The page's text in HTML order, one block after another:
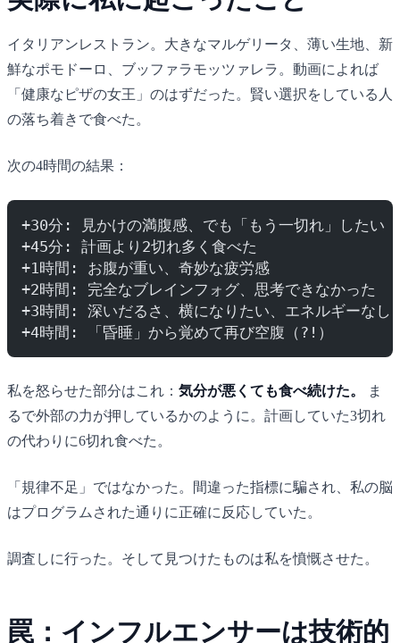
イタリアンレストラン。大きなマルゲリータ、薄い生地、新
鮮なポモドーロ、ブッファラモッツァレラ。動画によれば
「健康なピザの女王」のはずだった。賢い選択をしている人
の落ち着きで食べた。
次の4時間の結果：
+30分: 見かけの満腹感、でも「もう一切れ」したい
+45分: 計画より2切れ多く食べた
+1時間: お腹が重い、奇妙な疲労感
+2時間: 完全なブレインフォグ、思考できなかった
+3時間: 深いだるさ、横になりたい、エネルギーなし
+4時間: 「昏睡」から覚めて再び空腹（?!）
私を怒らせた部分はこれ： 気分が悪くても食べ続けた。
ま
るで外部の力が押しているかのように。計画していた3切れ
の代わりに6切れ食べた。
「規律不足」ではなかった。間違った指標に騙され、私の脳
はプログラムされた通りに正確に反応していた。
調査しに行った。そして見つけたものは私を憤慨させた。
罠：インフルエンサーは技術的